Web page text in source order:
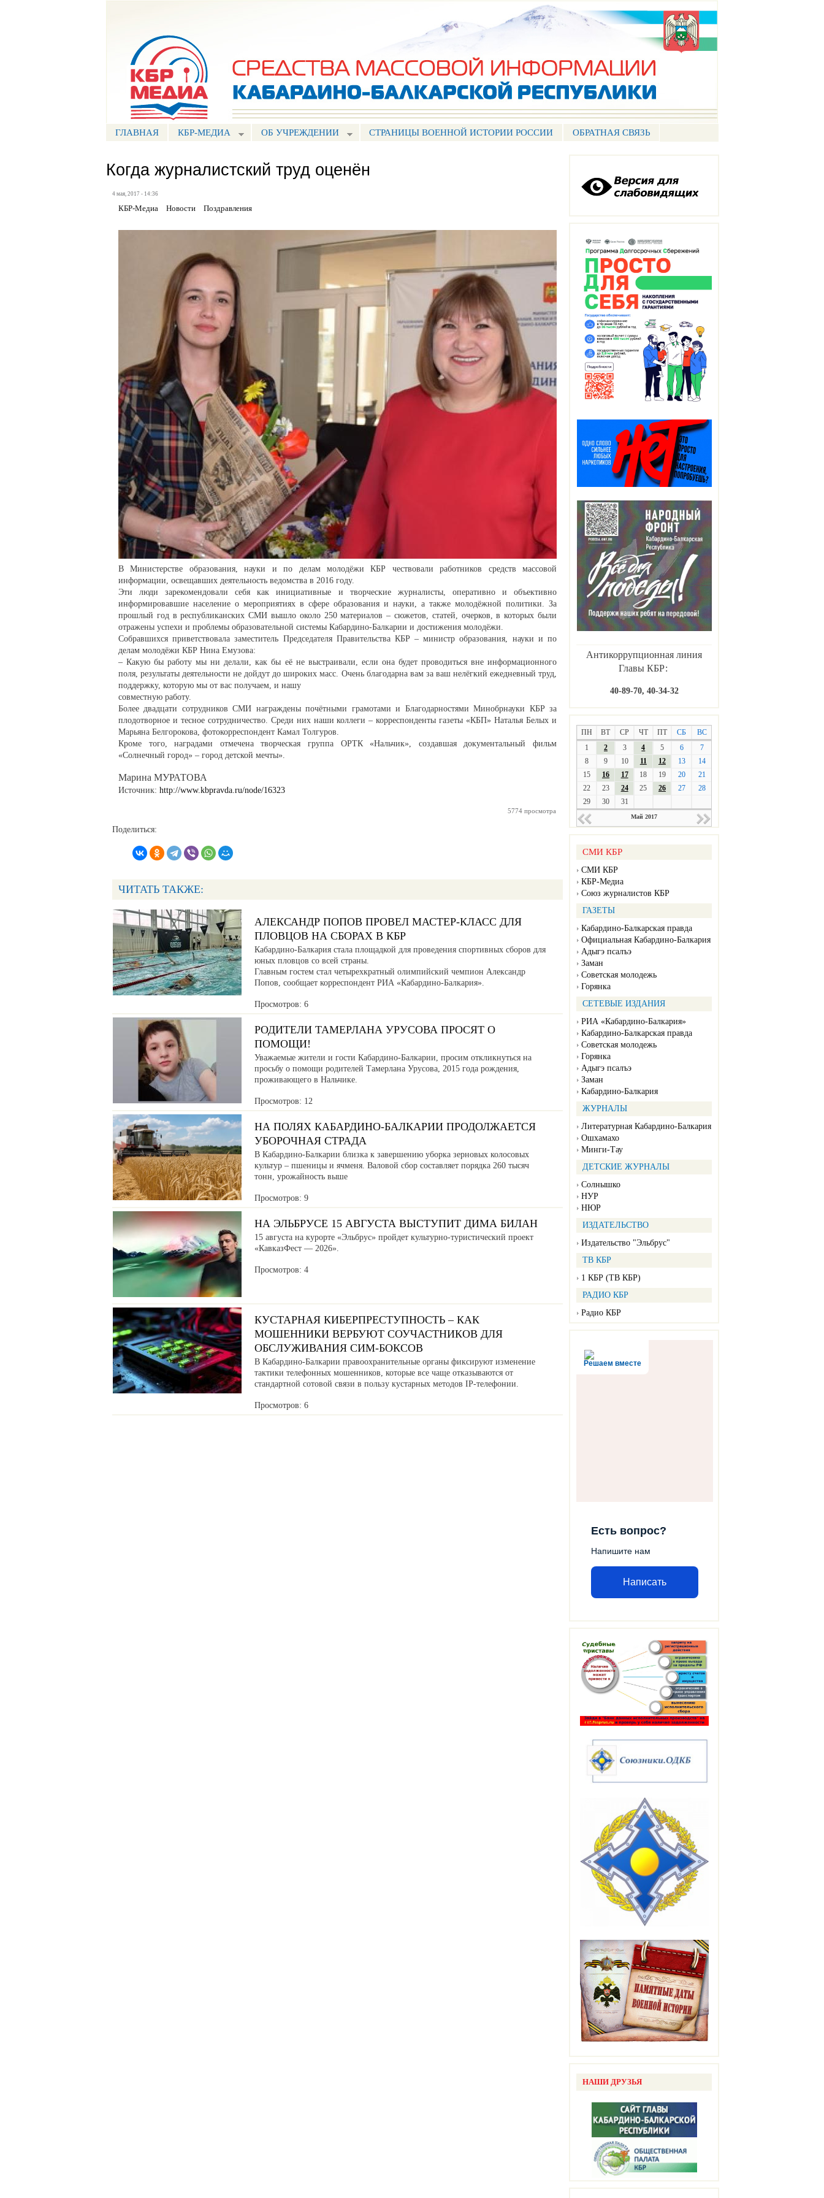
ГЛАВНАЯ КБР-МЕДИА ОБ УЧРЕЖДЕНИИ СТРАНИЦЫ ВОЕННОЙ ИСТОРИИ РОССИИ ОБРАТНАЯ СВЯЗЬ
Антикоррупционная линия
Главы КБР:
40-89-70, 40-34-32
ПН ВТ СР ЧТ ПТ СБ
ВС
1
2 3 4 5 6
7
8
9 10 11 12 13
14
15
16 17 18 19 20
21
22
23 24 25 26 27
28
29
30 31
Май 2017
СМИ КБР
СМИ КБР
КБР-Медиа
Союз журналистов КБР
ГАЗЕТЫ
Кабардино-Балкарская правда
Официальная Кабардино-Балкария
Адыгэ псалъэ
Заман
Советская молодежь
Горянка
СЕТЕВЫЕ ИЗДАНИЯ
РИА «Кабардино-Балкария»
Кабардино-Балкарская правда
Советская молодежь
Горянка
Адыгэ псалъэ
Заман
Кабардино-Балкария
ЖУРНАЛЫ
Литературная Кабардино-Балкария
Ошхамахо
Минги-Тау
ДЕТСКИЕ ЖУРНАЛЫ
Солнышко
НУР
НЮР
ИЗДАТЕЛЬСТВО
Издательство "Эльбрус"
ТВ КБР
1 КБР (ТВ КБР)
РАДИО КБР
Радио КБР
Решаем вместе
Есть вопрос?
Напишите нам
Написать
НАШИ ДРУЗЬЯ
Когда журналистский труд оценён
4 мая, 2017 - 14:36
КБР-Медиа Новости Поздравления
В Министерстве образования, науки и по делам молодёжи КБР чествовали работников средств массовой
информации, освещавших деятельность ведомства в 2016 году.
Эти люди зарекомендовали себя как инициативные и творческие журналисты, оперативно и объективно
информировавшие население о мероприятиях в сфере образования и науки, а также молодёжной политики. За
прошлый год в республиканских СМИ вышло около 250 материалов – сюжетов, статей, очерков, в которых были
отражены успехи и проблемы образовательной системы Кабардино-Балкарии и достижения молодёжи.
Собравшихся приветствовала заместитель Председателя Правительства КБР – министр образования, науки и по
делам молодёжи КБР Нина Емузова:
– Какую бы работу мы ни делали, как бы её не выстраивали, если она будет проводиться вне информационного
поля, результаты деятельности не дойдут до широких масс. Очень благодарна вам за ваш нелёгкий ежедневный труд,
поддержку, которую мы от вас получаем, и нашу
совместную работу.
Более двадцати сотрудников СМИ награждены почётными грамотами и Благодарностями Минобрнауки КБР за
плодотворное и тесное сотрудничество. Среди них наши коллеги – корреспонденты газеты «КБП» Наталья Белых и
Марьяна Белгорокова, фотокорреспондент Камал Толгуров.
Кроме того, наградами отмечена творческая группа ОРТК «Нальчик», создавшая документальный фильм
«Солнечный город» – город детской мечты».
Марина МУРАТОВА
Источник: http://www.kbpravda.ru/node/16323
5774 просмотра
Поделиться:
ЧИТАТЬ ТАКЖЕ:
АЛЕКСАНДР ПОПОВ ПРОВЕЛ МАСТЕР-КЛАСС ДЛЯ
ПЛОВЦОВ НА СБОРАХ В КБР
Кабардино-Балкария стала площадкой для проведения спортивных сборов для
юных пловцов со всей страны.
Главным гостем стал четырехкратный олимпийский чемпион Александр
Попов, сообщает корреспондент РИА «Кабардино-Балкария».
Просмотров: 6
РОДИТЕЛИ ТАМЕРЛАНА УРУСОВА ПРОСЯТ О
ПОМОЩИ!
Уважаемые жители и гости Кабардино-Балкарии, просим откликнуться на
просьбу о помощи родителей Тамерлана Урусова, 2015 года рождения,
проживающего в Нальчике.
Просмотров: 12
НА ПОЛЯХ КАБАРДИНО-БАЛКАРИИ ПРОДОЛЖАЕТСЯ
УБОРОЧНАЯ СТРАДА
В Кабардино-Балкарии близка к завершению уборка зерновых колосовых
культур – пшеницы и ячменя. Валовой сбор составляет порядка 260 тысяч
тонн, урожайность выше
Просмотров: 9
НА ЭЛЬБРУСЕ 15 АВГУСТА ВЫСТУПИТ ДИМА БИЛАН
15 августа на курорте «Эльбрус» пройдет культурно-туристический проект
«КавказФест — 2026».
Просмотров: 4
КУСТАРНАЯ КИБЕРПРЕСТУПНОСТЬ – КАК
МОШЕННИКИ ВЕРБУЮТ СОУЧАСТНИКОВ ДЛЯ
ОБСЛУЖИВАНИЯ СИМ-БОКСОВ
В Кабардино-Балкарии правоохранительные органы фиксируют изменение
тактики телефонных мошенников, которые все чаще отказываются от
стандартной сотовой связи в пользу кустарных методов IP-телефонии.
Просмотров: 6